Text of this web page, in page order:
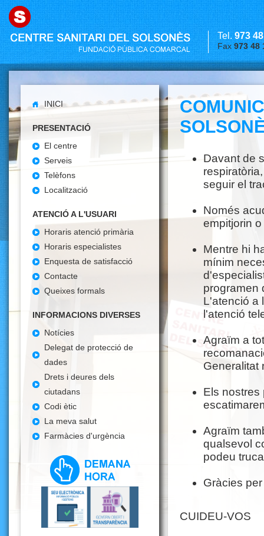
Tel. 973
Fax973 48
INICI
PRESENTACIÓ
El centre
Serveis
Telèfons
Localització
ATENCIÓ A L'USUARI
Horaris atenció primària
Horaris especialistes
Enquesta de satisfacció
Contacte
Queixes formals
INFORMACIONS DIVERSES
Notícies
Delegat de protecció de
dades
Drets i deures dels
ciutadans
Codi ètic
La meva salut
Farmàcies d'urgència
Davant de
seguir el
Només
empitjorin
Mentre hi
mínim
programen
L'atenció a
l'atenció
Agraïm a
Generalitat
Els nostres
Agraïm
qualsevol
podeu
Gràcies
CUIDEU-VOS